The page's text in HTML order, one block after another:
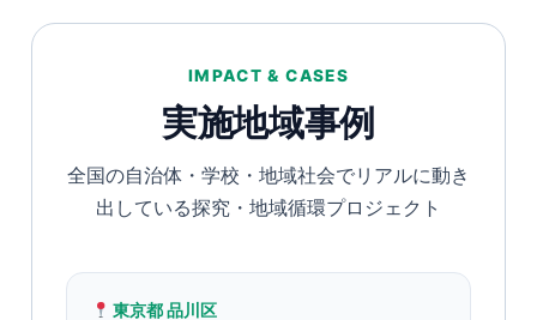
IMPACT & CASES
実施地域事例
全国の自治体・学校・地域社会でリアルに動き
出している探究・地域循環プロジェクト
東京都 品川区